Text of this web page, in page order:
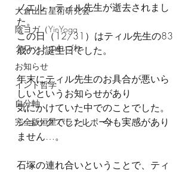
大倉山占星術研究会
陰ヨガ（YinYoga
タロットつれづれ
お知らせ
インド哲学
自分軸
完全版恒星パランレポート
ノエル・ティル先生が逝去されまし
た。
この日（12/31）はティル先生の83
歳のお誕生日でした。
年末にティル先生のお具合が悪いら
しいというお知らせがあり
気にかけていた中でのことでした。
ショックでしたし、今も実感があり
ません…。
石塚の連れ合いということで、ティ